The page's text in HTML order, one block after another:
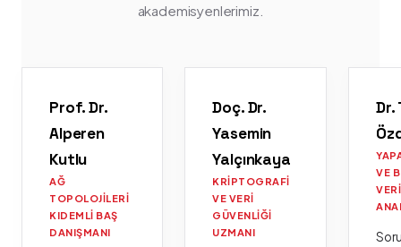
akademisyenlerimiz.
Prof. Dr.
Alperen
Kutlu
AĞ
TOPOLOJILERI
KIDEMLI BAŞ
DANIŞMANI
Doç. Dr.
Yasemin
Yalçınkaya
KRIPTOGRAFI
VE VERI
GÜVENLIĞI
UZMANI
Dr.
VE
VERI